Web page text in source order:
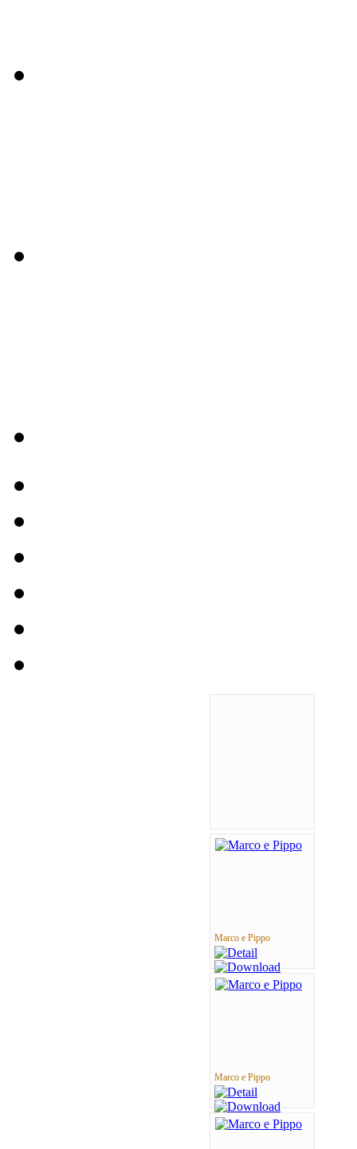
Marco e Pippo
Marco e Pippo